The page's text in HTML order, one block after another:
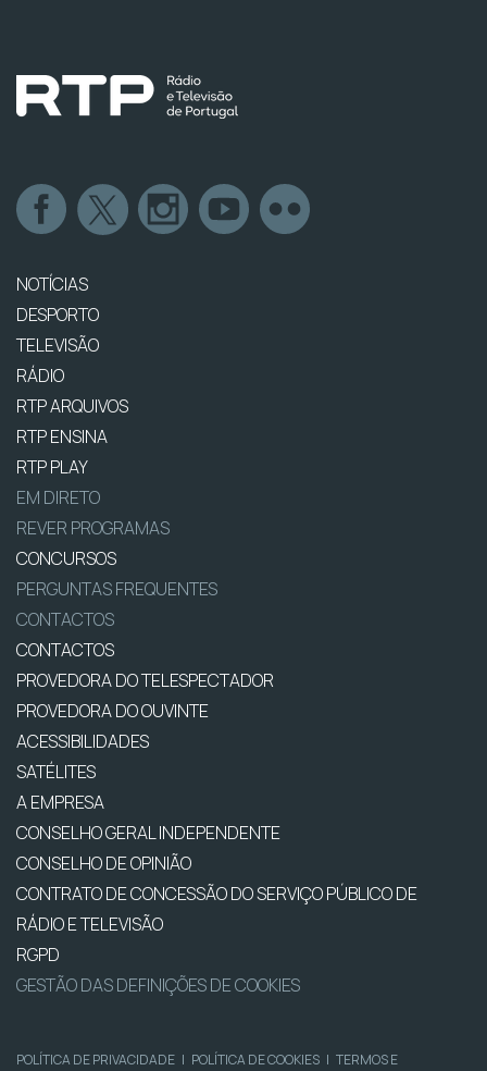
NOTÍCIAS
DESPORTO
TELEVISÃO
RÁDIO
RTP ARQUIVOS
RTP ENSINA
RTP PLAY
EM DIRETO
REVER PROGRAMAS
CONCURSOS
PERGUNTAS FREQUENTES
CONTACTOS
CONTACTOS
PROVEDORA DO TELESPECTADOR
PROVEDORA DO OUVINTE
ACESSIBILIDADES
SATÉLITES
A EMPRESA
CONSELHO GERAL INDEPENDENTE
CONSELHO DE OPINIÃO
CONTRATO DE CONCESSÃO DO SERVIÇO PÚBLICO DE
RÁDIO E TELEVISÃO
RGPD
GESTÃO DAS DEFINIÇÕES DE COOKIES
POLÍTICA DE PRIVACIDADE | POLÍTICA DE COOKIES | TERMOS E